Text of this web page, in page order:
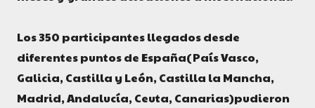
Los 350 participantes llegados desde
diferentes puntos de España(País Vasco,
Galicia, Castilla y León, Castilla la Mancha,
Madrid, Andalucía, Ceuta, Canarias)pudieron